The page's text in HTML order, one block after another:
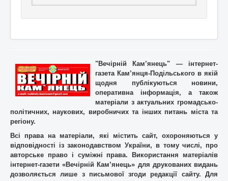
"Вечірній Кам’янець" — інтернет-
газета Кам’янця-Подільського в якій
щодня публікуються новини,
оперативна інформація, а також
матеріали з актуальних громадсько-
політичних, наукових, виробничих та інших питань міста та
регіону.
Всі права на матеріали, які містить cайт, охороняються у
відповідності із законодавством України, в тому числі, про
авторське право і суміжні права. Використання матерiалiв
інтернет-газети «Вечірній Кам’янець» для друкованих видань
дозволяється лише з письмової згоди редакції сайту. Для